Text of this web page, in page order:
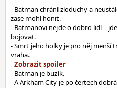
- Batman chrání zloduchy a
zase mohl honit.
- Batmanovi nejde o dobro lidí –
bojovat.
- Smrt jeho holky je pro něj menší
vraha.
-
- Batman je buzík.
- A Arkham City je po čertech